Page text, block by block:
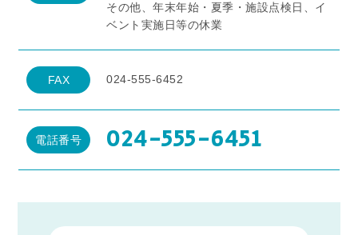
その他、年末年始・夏季・施設点検日、イ
ベント実施日等の休業
FAX 024-555-6452
電話番号 024-555-6451